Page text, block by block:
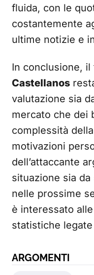
fluida, con le
costantemente
ultime notizie e
In conclusione,
Castellanos
valutazione sia
mercato che dei
complessità
motivazioni
dell’attaccante
situazione sia
nelle prossime
è interessato
statistiche
ARGOMENTI